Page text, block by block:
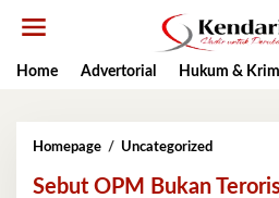
Home
Advertorial Hukum &
Homepage / Uncategorized
Bukan
Sebut OPM Bukan